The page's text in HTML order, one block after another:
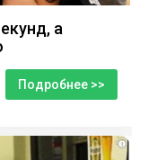
а
Подробнее >>
i